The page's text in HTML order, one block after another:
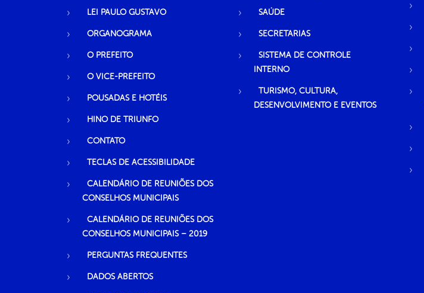
LEI PAULO GUSTAVO
ORGANOGRAMA
O PREFEITO
O VICE-PREFEITO
POUSADAS E HOTÉIS
HINO DE TRIUNFO
CONTATO
TECLAS DE ACESSIBILIDADE
CALENDÁRIO DE REUNIÕES DOS
CONSELHOS MUNICIPAIS
CALENDÁRIO DE REUNIÕES DOS
CONSELHOS MUNICIPAIS – 2019
PERGUNTAS FREQUENTES
DADOS ABERTOS
SAÚDE
SECRETARIAS
SISTEMA DE CONTROLE
INTERNO
TURISMO, CULTURA,
DESENVOLVIMENTO E EVENTOS